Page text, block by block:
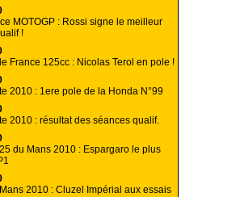
MOTOGP : Rossi signe le meilleur
!
France 125cc : Nicolas Terol en pole !
2010 : 1ere pole de la Honda N°99
2010 : résultat des séances qualif.
du Mans 2010 : Espargaro le plus
2010 : Cluzel Impérial aux essais